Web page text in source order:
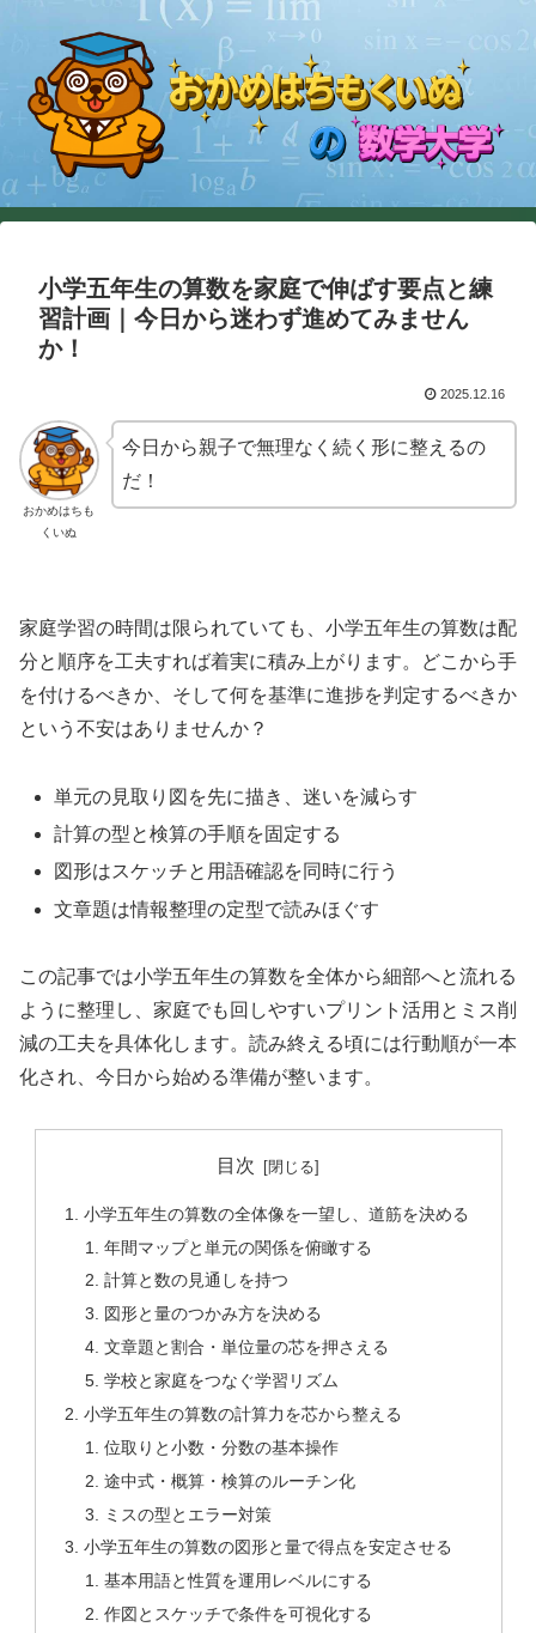
小学五年生の算数を家庭で伸ばす要点と練
習計画｜今日から迷わず進めてみません
か！
2025.12.16
おかめはちも
くいぬ
今日から親子で無理なく続く形に整えるの
だ！
家庭学習の時間は限られていても、小学五年生の算数は配
分と順序を工夫すれば着実に積み上がります。どこから手
を付けるべきか、そして何を基準に進捗を判定するべきか
という不安はありませんか？
単元の見取り図を先に描き、迷いを減らす
計算の型と検算の手順を固定する
図形はスケッチと用語確認を同時に行う
文章題は情報整理の定型で読みほぐす
この記事では小学五年生の算数を全体から細部へと流れる
ように整理し、家庭でも回しやすいプリント活用とミス削
減の工夫を具体化します。読み終える頃には行動順が一本
化され、今日から始める準備が整います。
目次
小学五年生の算数の全体像を一望し、道筋を決める
年間マップと単元の関係を俯瞰する
計算と数の見通しを持つ
図形と量のつかみ方を決める
文章題と割合・単位量の芯を押さえる
学校と家庭をつなぐ学習リズム
小学五年生の算数の計算力を芯から整える
位取りと小数・分数の基本操作
途中式・概算・検算のルーチン化
ミスの型とエラー対策
小学五年生の算数の図形と量で得点を安定させる
基本用語と性質を運用レベルにする
作図とスケッチで条件を可視化する